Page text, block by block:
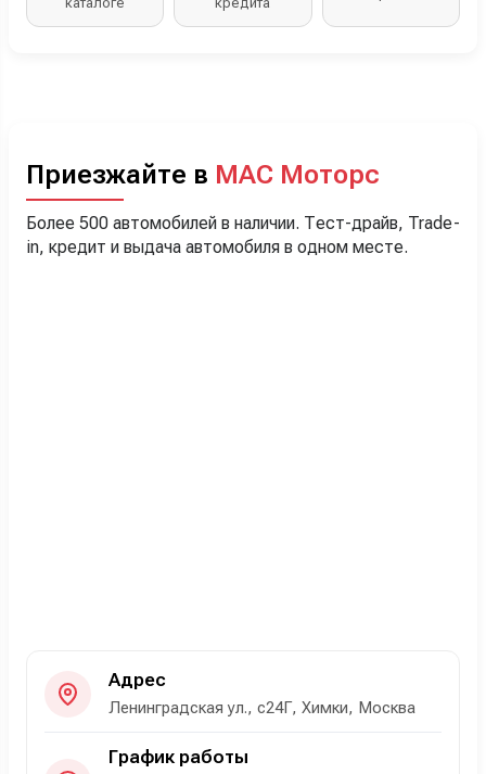
Приезжайте в МАС Моторс
Более 500 автомобилей в наличии. Тест-драйв, Trade-
in, кредит и выдача автомобиля в одном месте.
Адрес
Ленинградская ул., с24Г, Химки, Москва
График работы